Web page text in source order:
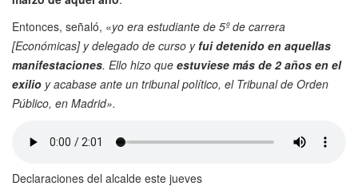
Entonces, señaló, «yo era estudiante de 5º de carrera
[Económicas] y delegado de curso yfui detenido en aquellas
manifestaciones. Ello hizo que estuviese más de 2 años en el
exilio y acabase ante un tribunal político, el Tribunal de Orden
Público, en Madrid».
Declaraciones del alcalde este jueves